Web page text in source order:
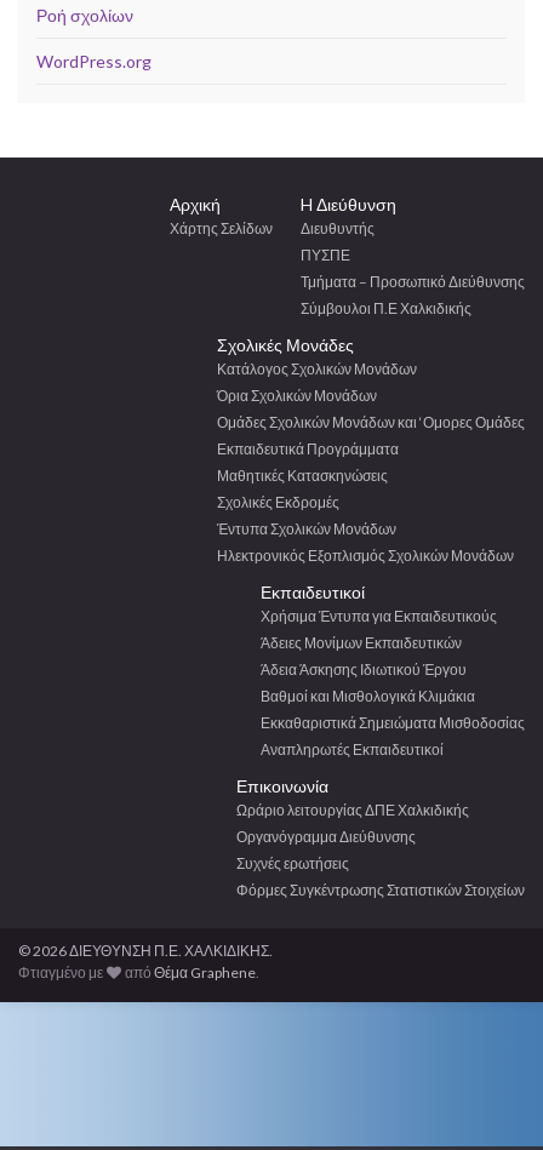
Ροή σχολίων
WordPress.org
Αρχική
Χάρτης Σελίδων
H Διεύθυνση
Διευθυντής
ΠΥΣΠΕ
Τμήματα – Προσωπικό Διεύθυνσης
Σύμβουλοι Π.Ε Χαλκιδικής
Σχολικές Μονάδες
Κατάλογος Σχολικών Μονάδων
Όρια Σχολικών Μονάδων
Ομάδες Σχολικών Μονάδων και ‘Ομορες Ομάδες
Εκπαιδευτικά Προγράμματα
Μαθητικές Κατασκηνώσεις
Σχολικές Εκδρομές
Έντυπα Σχολικών Μονάδων
Ηλεκτρονικός Εξοπλισμός Σχολικών Μονάδων
Εκπαιδευτικοί
Χρήσιμα Έντυπα για Εκπαιδευτικούς
Άδειες Μονίμων Εκπαιδευτικών
Άδεια Άσκησης Ιδιωτικού Έργου
Βαθμοί και Μισθολογικά Κλιμάκια
Εκκαθαριστικά Σημειώματα Μισθοδοσίας
Αναπληρωτές Εκπαιδευτικοί
Επικοινωνία
Ωράριο λειτουργίας ΔΠΕ Χαλκιδικής
Οργανόγραμμα Διεύθυνσης
Συχνές ερωτήσεις
Φόρμες Συγκέντρωσης Στατιστικών Στοιχείων
© 2026 ΔΙΕΥΘΥΝΣΗ Π.Ε. ΧΑΛΚΙΔΙΚΗΣ.
Φτιαγμένο με
απόΘέμα Graphene